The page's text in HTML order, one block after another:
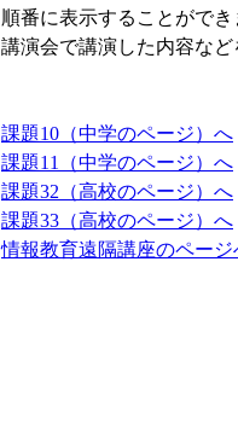
順番に表示することができ
講演会で講演した内容な
課題10（中学のページ）へ
課題11（中学のページ）へ
課題32（高校のページ）へ
課題33（高校のページ）へ
情報教育遠隔講座のページ